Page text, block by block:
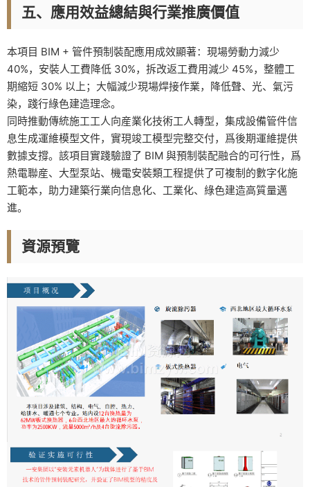
五、應用效益總結與行業推廣價值
本項目 BIM + 管件預制裝配應用成效顯著：現場勞動力減少
40%，安裝人工費降低 30%，拆改返工費用減少 45%，整體工
期縮短 30% 以上；大幅減少現場焊接作業，降低聲、光、氣污
染，踐行綠色建造理念。
同時推動傳統施工工人向産業化技術工人轉型，集成設備管件信
息生成運維模型文件，實現竣工模型完整交付，爲後期運維提供
數據支撐。該項目實踐驗證了 BIM 與預制裝配融合的可行性，爲
熱電聯産、大型泵站、機電安裝類工程提供了可複制的數字化施
工範本，助力建築行業向信息化、工業化、綠色建造高質量邁
進。
資源預覽